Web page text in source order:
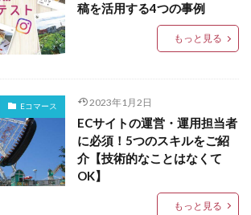
稿を活用する4つの事例
もっと見る
Eコマース 2023年1月2日
ECサイトの運営・運用担当者
に必須！5つのスキルをご紹
介【技術的なことはなくて
OK】
もっと見る